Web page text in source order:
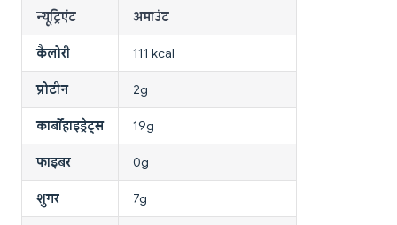
न्यूट्रिएंट अमाउंट
कैलोरी 111 kcal
प्रोटीन 2g
कार्बोहाइड्रेट्स 19g
फाइबर 0g
शुगर 7g